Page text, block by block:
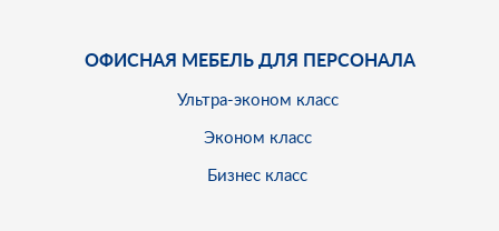
ОФИСНАЯ МЕБЕЛЬ ДЛЯ ПЕРСОНАЛА
Ультра-эконом класс
Эконом класс
Бизнес класс